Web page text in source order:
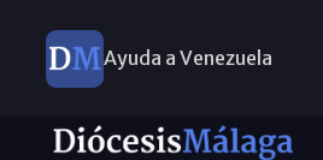
Ayuda a Venezuela